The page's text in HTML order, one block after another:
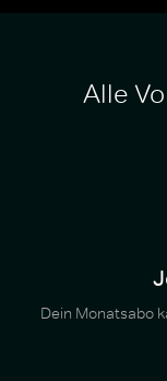
Alle
Dein Monatsabo